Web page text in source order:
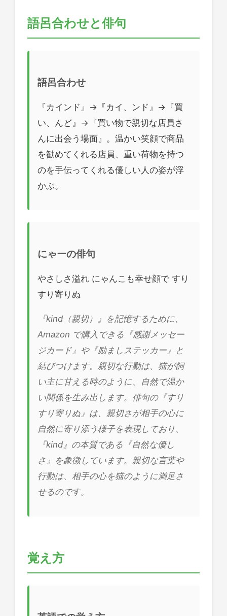
語呂合わせと俳句
語呂合わせ
『カインド』→『カイ、ンド』→『買
い、んど』→『買い物で親切な店員さ
んに出会う場面』。温かい笑顔で商品
を勧めてくれる店員、重い荷物を持つ
のを手伝ってくれる優しい人の姿が浮
かぶ。
にゃーの俳句
やさしさ溢れ にゃんこも幸せ顔で すり
すり寄りぬ
『kind（親切）』を記憶するために、
Amazon で購入できる『感謝メッセー
ジカード』や『励ましステッカー』と
結びつけます。親切な行動は、猫が飼
い主に甘える時のように、自然で温か
い関係を生み出します。俳句の『すり
すり寄りぬ』は、親切さが相手の心に
自然に寄り添う様子を表現しており、
『kind』の本質である『自然な優し
さ』を象徴しています。親切な言葉や
行動は、相手の心を猫のように満足さ
せるのです。
覚え方